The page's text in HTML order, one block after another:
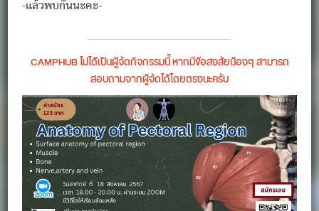
-แล้วพบกันนะคะ-
CAMPHUB ไม่ได้เป็นผู้จัดกิจกรรมนี้ หากมีข้อสงสัยน้องๆ สามารถ
สอบถามจากผู้จัดได้โดยตรงนะครับ